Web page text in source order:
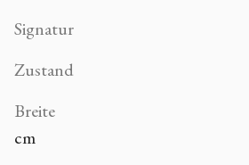
Signatur
Zustand
Breite
cm